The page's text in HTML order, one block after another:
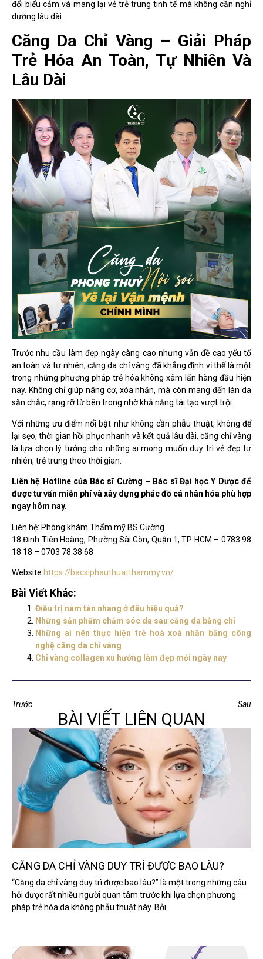
đổi biểu cảm và mang lại vẻ trẻ trung tinh tế mà không cần nghỉ
dưỡng lâu dài.
Căng Da Chỉ Vàng – Giải Pháp
Trẻ Hóa An Toàn, Tự Nhiên Và
Lâu Dài
Trước nhu cầu làm đẹp ngày càng cao nhưng vẫn đề cao yếu tố
an toàn và tự nhiên, căng da chỉ vàng đã khẳng định vị thế là một
trong những phương pháp trẻ hóa không xâm lấn hàng đầu hiện
nay. Không chỉ giúp nâng cơ, xóa nhăn, mà còn mang đến làn da
săn chắc, rạng rỡ từ bên trong nhờ khả năng tái tạo vượt trội.
Với những ưu điểm nổi bật như không cần phẫu thuật, không để
lại sẹo, thời gian hồi phục nhanh và kết quả lâu dài, căng chỉ vàng
là lựa chọn lý tưởng cho những ai mong muốn duy trì vẻ đẹp tự
nhiên, trẻ trung theo thời gian.
Liên hệ Hotline của Bác sĩ Cường – Bác sĩ Đại học Y Dược để
được tư vấn miễn phí và xây dựng phác đồ cá nhân hóa phù hợp
ngay hôm nay.
Liên hệ: Phòng khám Thẩm mỹ BS Cường
18 Đinh Tiên Hoàng, Phường Sài Gòn, Quận 1, TP HCM – 0783 98
18 18 – 0703 78 38 68
Website:https://bacsiphauthuatthammy.vn/
Bài Viết Khác:
Điều trị nám tàn nhang ở đâu hiệu quả?
Những sản phẩm chăm sóc da sau căng da bằng chỉ
Những ai nên thực hiện trẻ hoá xoá nhăn bằng công
nghệ căng da chỉ vàng
Chỉ vàng collagen xu hướng làm đẹp mới ngày nay
Trước Sau
BÀI VIẾT LIÊN QUAN
CĂNG DA CHỈ VÀNG DUY TRÌ ĐƯỢC BAO LÂU?
“Căng da chỉ vàng duy trì được bao lâu?” là một trong những câu
hỏi được rất nhiều người quan tâm trước khi lựa chọn phương
pháp trẻ hóa da không phẫu thuật này. Bởi